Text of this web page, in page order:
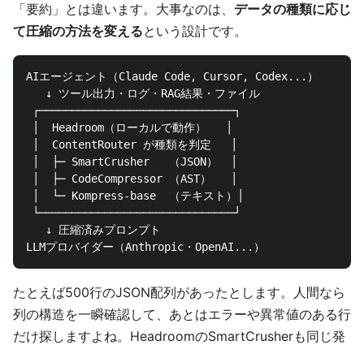
「要約」とは違います。大事なのは、 データの種類に応じ
て圧縮の方法を変えるという設計です。
AIエージェント（Claude Code, Cursor, Codex...）
   ↓ ツール出力・ログ・RAG結果・ファイル
┌──────────────────────────────┐
│  Headroom（ローカルで動作）   │
│  ContentRouter が種類を判定   │
│  ├─ SmartCrusher   （JSON）  │
│  ├─ CodeCompressor （AST）   │
│  └─ Kompress-base  （テキスト）│
└──────────────────────────────┘
   ↓ 圧縮済みプロンプト
たとえば500行のJSON配列があったとします。人間なら
列の構造を一瞬確認して、あとはエラーや異常値のある行
だけ探しますよね。HeadroomのSmartCrusherも同じ発